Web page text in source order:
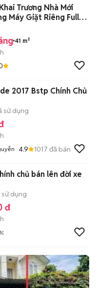
Trương Nhà Mới
41 m²
2017 Bstp Chính Chủ
sử dụng
4.9 1017 đã bán
chủ bán lên đời xe
dụng
đ